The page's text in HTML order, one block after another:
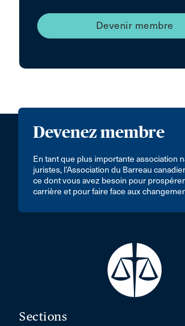
Devenir membre
Devenez membre
En tant que plus importante association
juristes, l’Association du Barreau
ce dont vous avez besoin pour
carrière et pour faire face aux
Sections